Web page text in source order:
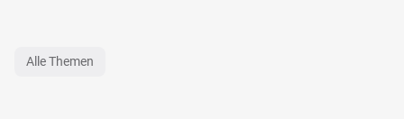
Alle Themen